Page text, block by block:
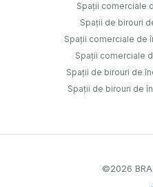
Spații comerciale
Spații de birouri
Spații comerciale de
Spații comerciale
Spații de birouri de
Spații de birouri de
©2026